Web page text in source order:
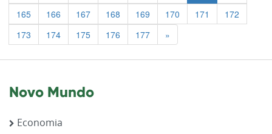
165
166 167 168 169 170 171
172
173
174 175 176 177 »
Novo Mundo
Economia